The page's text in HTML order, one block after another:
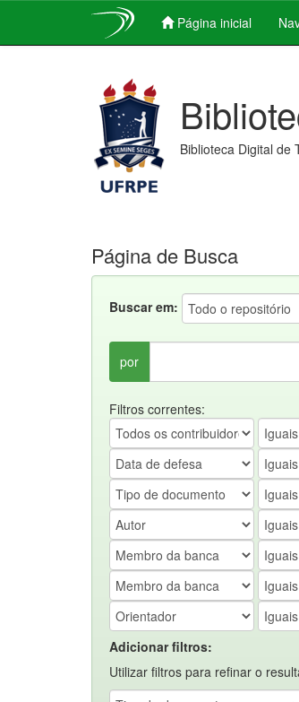
Página inicial
Biblioteca Digital de
Página de Busca
Buscar em:
por
Filtros correntes:
Adicionar filtros:
Utilizar filtros para refinar o